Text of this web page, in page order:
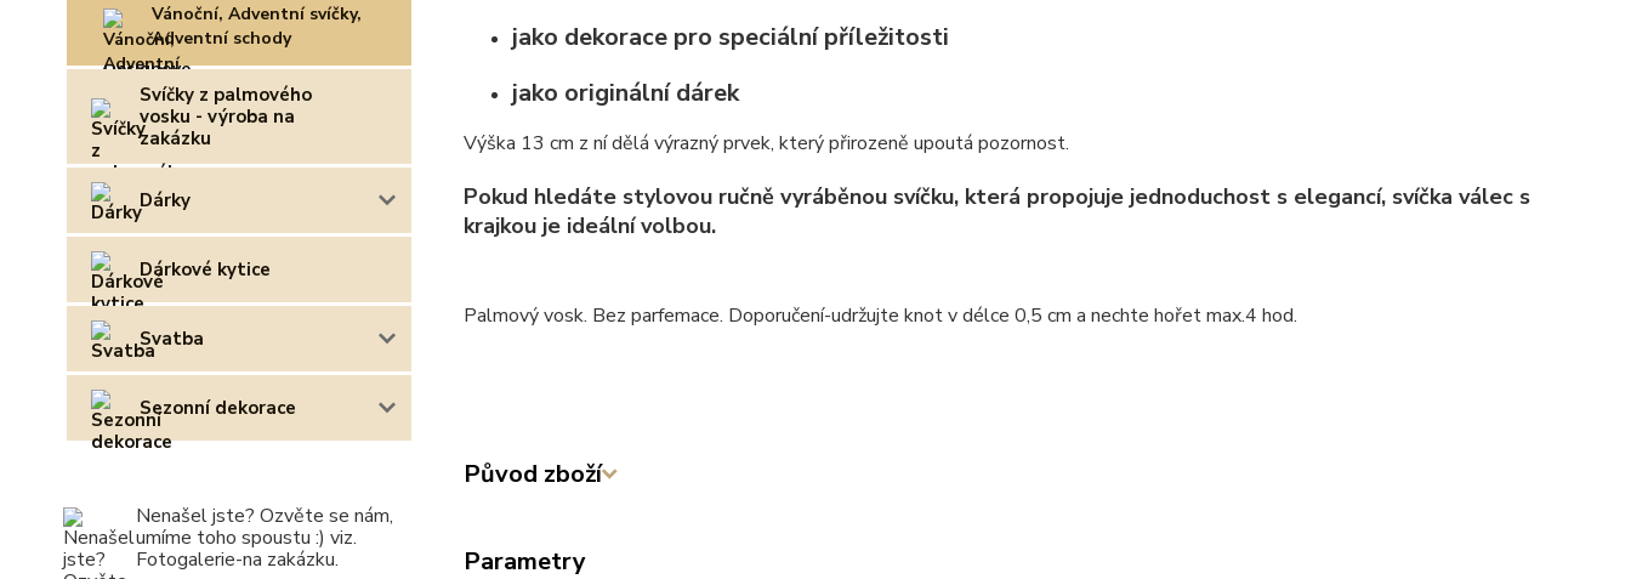
Vánoční, Adventní svíčky,
Adventní schody
Svíčky z palmového
vosku - výroba na
zakázku
Dárky
Dárkové kytice
Svatba
Sezonní dekorace
Nenašel jste? Ozvěte se nám,
umíme toho spoustu :) viz.
Fotogalerie-na zakázku.
jako dekorace pro speciální příležitosti
jako originální dárek
Výška 13 cm z ní dělá výrazný prvek, který přirozeně upoutá pozornost.
Pokud hledáte stylovou ručně vyráběnou svíčku, která propojuje jednoduchost s elegancí, svíčka válec s
krajkou je ideální volbou.
Palmový vosk. Bez parfemace. Doporučení-udržujte knot v délce 0,5 cm a nechte hořet max.4 hod.
Původ zboží
Parametry